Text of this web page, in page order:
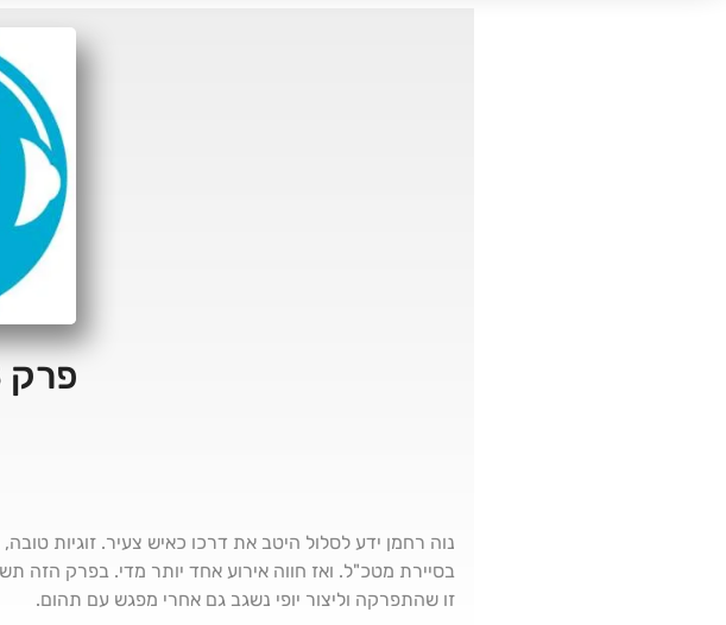
פרק 88 – נוה רחמן
נוה רחמן ידע לסלול היטב את דרכו כאיש צעיר. זוגיות
בסיירת מטכ"ל. ואז חווה אירוע אחד יותר מדי. בפרק
זו שהתפרקה וליצור יופי נשגב גם אחרי מפגש עם תהום.